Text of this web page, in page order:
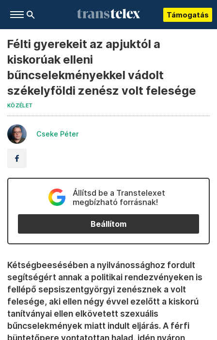
Támogatás
Félti gyerekeit az apjuktól a
kiskorúak elleni
bűncselekményekkel vádolt
székelyföldi zenész volt felesége
KÖZÉLET
Cseke Péter
Állítsd be a Transtelexet
megbízható forrásnak!
Beállítom
Kétségbeesésében a nyilvánossághoz fordult
segítségért annak a politikai rendezvényeken is
fellépő sepsiszentgyörgyi zenésznek a volt
felesége, aki ellen négy évvel ezelőtt a kiskorú
tanítványai ellen elkövetett szexuális
bűncselekmények miatt indult eljárás. A férfi
büntetőpere vontatottan halad, idén nyáron